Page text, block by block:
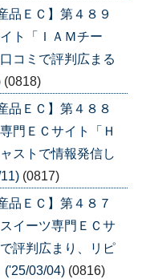
品ＥＣ】第４８９
ト「ＩＡＭチー
コミで評判広まる
(0818)
品ＥＣ】第４８８
門ＥＣサイト「Ｈ
ストで情報発信し
(0817)
品ＥＣ】第４８７
イーツ専門ＥＣサ
評判広まり、リピ
('25/03/04) (0816)